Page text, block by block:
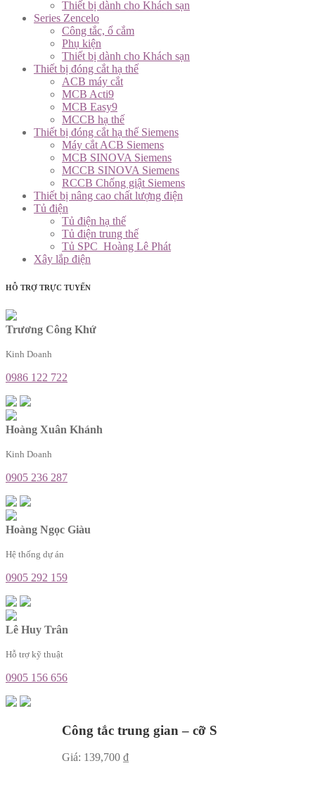
Thiết bị dành cho Khách sạn
Series Zencelo
Công tắc, ổ cắm
Phụ kiện
Thiết bị dành cho Khách sạn
Thiết bị đóng cắt hạ thế
ACB máy cắt
MCB Acti9
MCB Easy9
MCCB hạ thế
Thiết bị đóng cắt hạ thế Siemens
Máy cắt ACB Siemens
MCB SINOVA Siemens
MCCB SINOVA Siemens
RCCB Chống giật Siemens
Thiết bị nâng cao chất lượng điện
Tủ điện
Tủ điện hạ thế
Tủ điện trung thế
Tủ SPC_Hoàng Lê Phát
Xây lắp điện
HỖ TRỢ TRỰC TUYẾN
Trương Công Khứ
Kinh Doanh
0986 122 722
Hoàng Xuân Khánh
Kinh Doanh
0905 236 287
Hoàng Ngọc Giàu
Hệ thống dự án
0905 292 159
Lê Huy Trân
Hỗ trợ kỹ thuật
0905 156 656
Công tắc trung gian – cỡ S
Giá: 139,700 ₫